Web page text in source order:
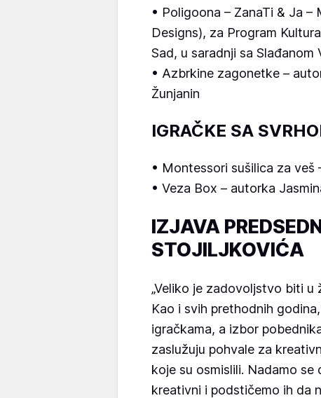
• Poligoona – ZanaTi & Ja
Designs), za Program
Sad, u saradnji sa
• Azbrkine zagonetke –
Žunjanin
IGRAČKE SA
• Montessori sušilica za veš
• Veza Box – autorka
IZJAVA
STOJILJKOVIĆA
„Veliko je zadovoljstvo biti u
Kao i svih prethodnih
igračkama, a izbor
zaslužuju pohvale za
koje su osmislili. Nadamo
kreativni i podstičemo ih da